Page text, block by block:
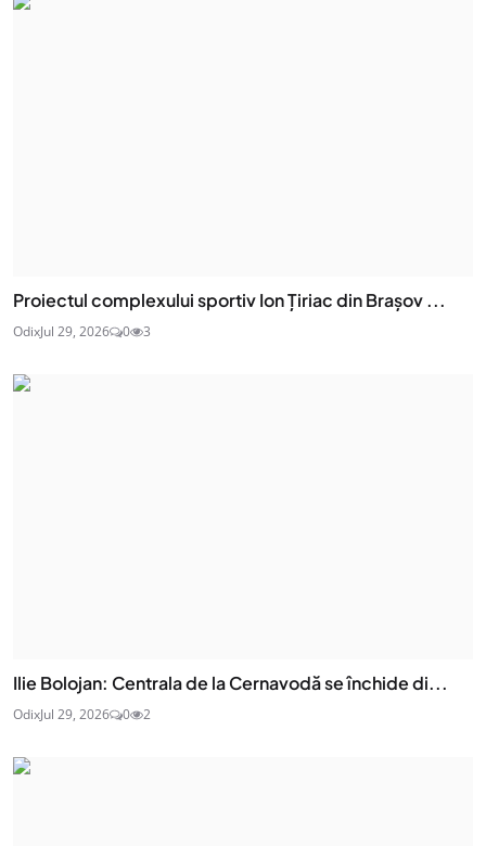
Proiectul complexului sportiv Ion Țiriac din Brașov ...
OdixJul 29, 2026 0 3
Ilie Bolojan: Centrala de la Cernavodă se închide di...
OdixJul 29, 2026 0 2